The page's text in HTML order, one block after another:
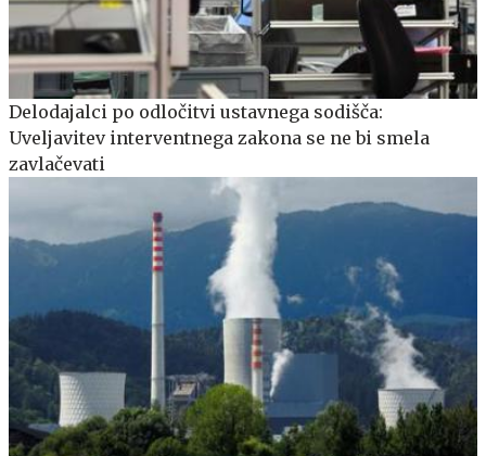
Delodajalci po odločitvi ustavnega sodišča:
Uveljavitev interventnega zakona se ne bi smela
zavlačevati